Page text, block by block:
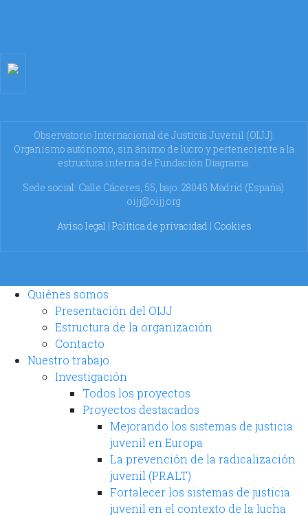
Observatorio Internacional de Justicia Juvenil (OIJJ).
Organismo autónomo, sin ánimo de lucro y perteneciente a la
estructura interna de Fundación Diagrama.
Sede social: Calle Cáceres, 55, bajo. 28045 Madrid (España).
oijj@oijj.org
Aviso legal | Política de privacidad | Cookies
Quiénes somos
Presentación del OIJJ
Estructura de la organización
Contacto
Nuestro trabajo
Investigación
Todos los proyectos
Proyectos destacados
Mejorando los sistemas de justicia
juvenil en Europa
La prevención de la radicalización
juvenil (PRALT)
Fortalecer los sistemas de justicia
juvenil en el contexto de la lucha